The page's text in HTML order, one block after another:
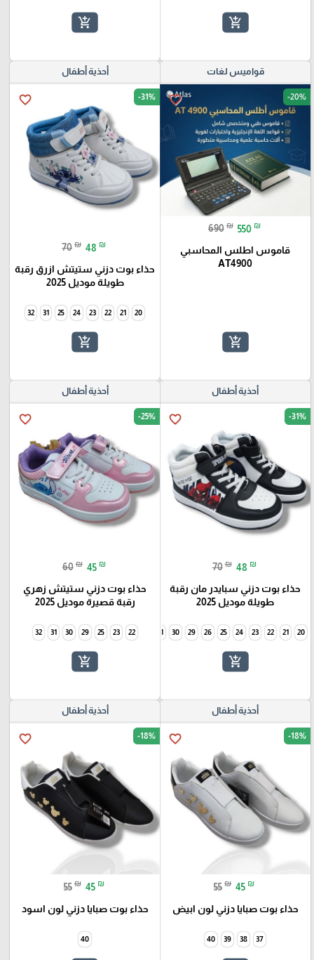
add_shopping_cart
add_shopping_cart
قواميس لغات
favorite_border -20%
690 ₪ 550 ₪
قاموس اطلس المحاسبي
AT4900
add_shopping_cart
أحذية أطفال
favorite_border -31%
70 ₪ 48 ₪
حذاء بوت دزني ستيتش ازرق رقبة
طويلة موديل 2025
20
21
22
23
24
25
31
32
add_shopping_cart
أحذية أطفال
favorite_border -31%
70 ₪ 48 ₪
حذاء بوت دزني سبايدر مان رقبة
طويلة موديل 2025
20
21
22
23
24
25
26
29
30
31
33
34
add_shopping_cart
أحذية أطفال
favorite_border -25%
60 ₪ 45 ₪
حذاء بوت دزني ستيتش زهري
رقبة قصيرة موديل 2025
22
23
25
29
30
31
32
add_shopping_cart
أحذية أطفال
favorite_border -18%
55 ₪ 45 ₪
حذاء بوت صبايا دزني لون ابيض
37
38
39
40
أحذية أطفال
favorite_border -18%
55 ₪ 45 ₪
حذاء بوت صبايا دزني لون اسود
40